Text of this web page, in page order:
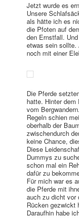
Jetzt wurde es
Unsere
als hätte ich es
die Pfoten auf
den Ernstfall.
etwas sein sollte.
noch mit einer
Die Pferde
hatte. Hinter dem
vom
Regeln schien
oberhalb der
zwischendurch
keine Chance,
Diese
Dummys zu
schon mal ein
dafür zu
Für mich war es
die Pferde mit
auch zu dicht vor
Rücken gezwickt
Daraufhin habe